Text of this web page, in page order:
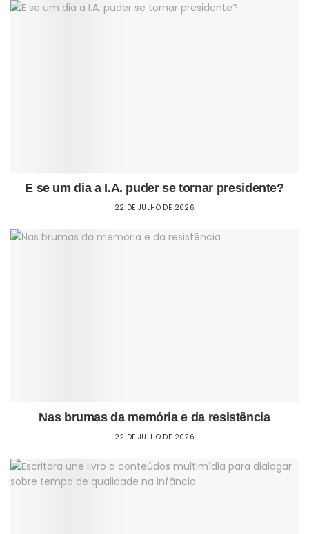
E se um dia a I.A. puder se tornar presidente?
22 DE JULHO DE 2026
Nas brumas da memória e da resistência
22 DE JULHO DE 2026